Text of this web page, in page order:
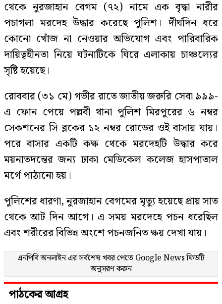
থেকে নুরজাহান বেগম (৭২) নামে এক বৃদ্ধা নারীর
পচাগলা মরদেহ উদ্ধার করেছে পুলিশ। দীর্ঘদিন ধরে
কোনো খোঁজ না নেওয়ার অভিযোগ এবং পারিবারিক
দায়িত্বহীনতা নিয়ে ঘটনাটিকে ঘিরে এলাকায় চাঞ্চল্যের
সৃষ্টি হয়েছে।
রোববার (৩১ মে) গভীর রাতে জাতীয় জরুরি সেবা ৯৯৯-
এ ফোন পেয়ে পল্লবী থানা পুলিশ মিরপুরের ৬ নম্বর
সেকশনের সি ব্লকের ১২ নম্বর রোডের ওই বাসায় যায়।
পরে বাসার একটি কক্ষ থেকে মরদেহটি উদ্ধার করে
ময়নাতদন্তের জন্য ঢাকা মেডিকেল কলেজ হাসপাতাল
মর্গে পাঠানো হয়।
পুলিশের ধারণা, নুরজাহান বেগমের মৃত্যু হয়েছে প্রায় সাত
থেকে আট দিন আগে। এ সময় মরদেহে পচন ধরেছিল
এবং শরীরের বিভিন্ন অংশে পচনজনিত ক্ষয় দেখা যায়।
এনপিবি অনলাইন এর সর্বশেষ খবর পেতে Google Newsফিডটি
অনুসরণ করুন
পাঠকের আগ্রহ